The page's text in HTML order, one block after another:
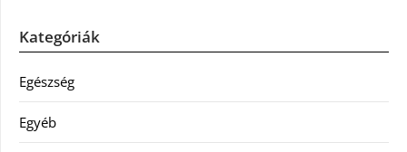
Kategóriák
Egészség
Egyéb